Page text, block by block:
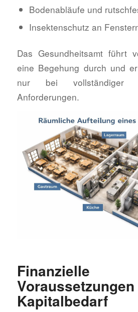
Bodenabläufe und
Insektenschutz an
Das Gesundheitsamt führt
eine Begehung durch und
nur bei vollständiger
Anforderungen.
Finanzielle
Kapitalbedarf